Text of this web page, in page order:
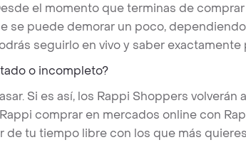
el momento que terminas de
se puede demorar un poco,
seguirlo en vivo y saber exactamente
o incompleto?
Si es así, los Rappi Shoppers volverán
comprar en mercados online con
tu tiempo libre con los que más